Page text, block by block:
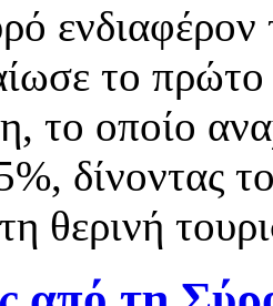
ενδιαφέρον
το
το οποίο
δίνοντας
θερινή